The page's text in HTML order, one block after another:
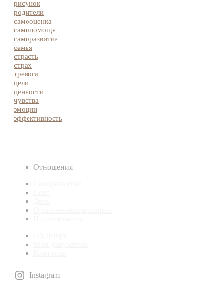
рисунок
родители
самооценка
самопомощь
саморазвитие
семья
страсть
страх
тревога
цели
ценности
чувства
эмоции
эффективность
Отношения
Instagram